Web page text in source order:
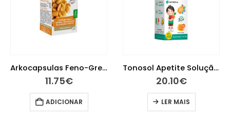
Arkocapsulas Feno-Grego 40 Cápsulas
11.75€
ADICIONAR
Tonosol Apetite Solução Oral 150Ml
20.10€
LER MAIS